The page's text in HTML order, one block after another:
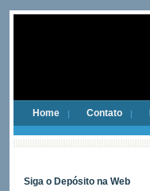
Home Contato
Siga o Depósito na Web